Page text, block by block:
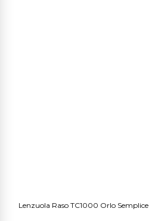
Lenzuola Raso TC1000 Orlo Semplice